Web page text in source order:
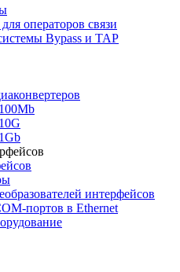
операторов связи
Bypass и TAP
интерфейсов
портов в Ethernet